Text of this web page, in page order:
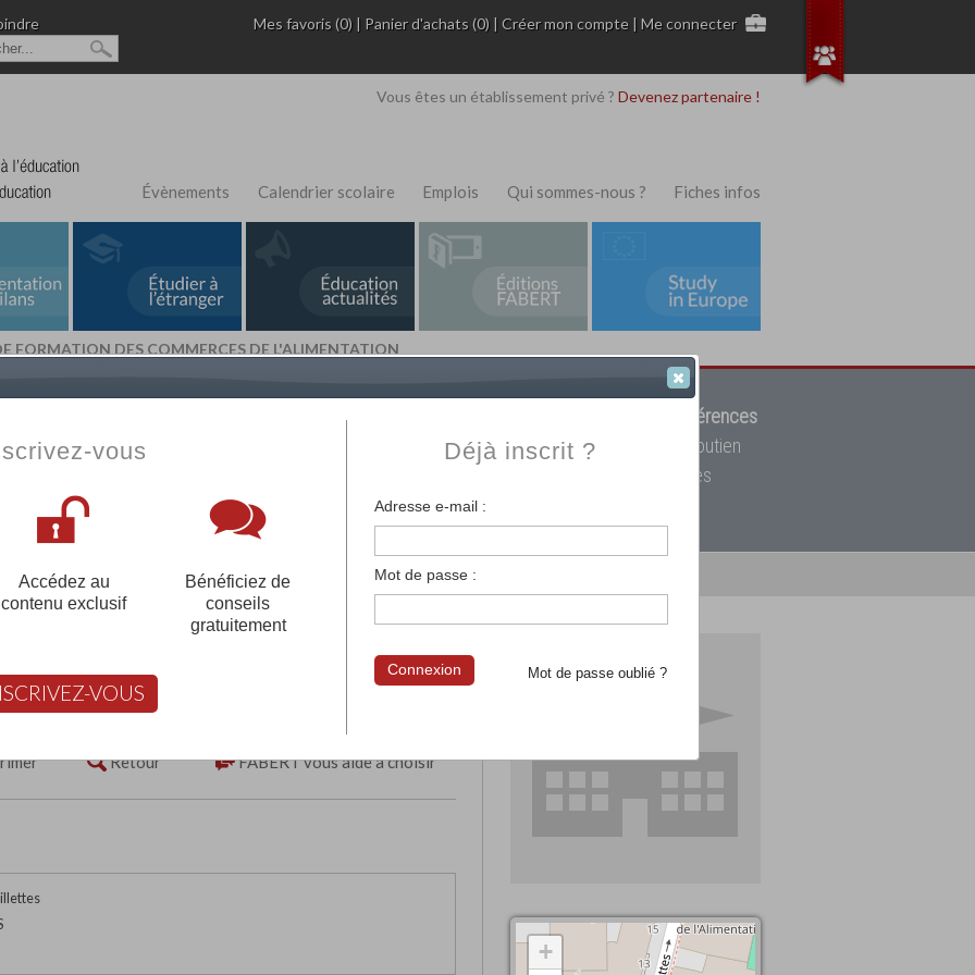
Mes favoris (0) | Panier d'achats (0) |Créer mon compte |Me connecter
Vous êtes un établissement privé ? Devenez partenaire !
Évènements Calendrier scolaire Emplois Qui sommes-nous ? Fiches infos
FORMATION DES COMMERCES DE L'ALIMENTATION
Fabert.com
12908 références
votre établissement privé, du primaire au supérieur, mais aussi des cours de soutien
scolaire et des cours à distance. Ce moteur regroupe toutes les écoles privées
françaises et tous les établissements français à l'étranger.
votre compte pour être accompagné gratuitement dans votre recherche d'école
DES COMMERCES
Retour FABERT vous aide à choisir
+
vous
Accédez au
contenu exclusif
Bénéficiez de
conseils
gratuitement
VOUS
Déjà inscrit ?
Adresse e-mail :
Mot de passe :
Mot de passe oublié ?
Connexion